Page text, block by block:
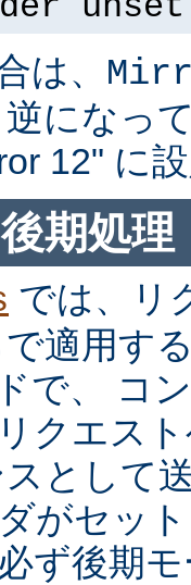
は、
になっ
12" に
期処理
では、リ
適用す
で、 コ
クエス
として
がセッ
ず後期